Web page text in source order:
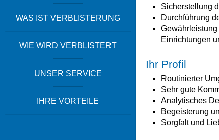
WAS IST VERBLISTERUNG
WIE WIRD VERBLISTERT
UNSER SERVICE
IHRE VORTEILE
Sicherstellung
Durchführung
Einrichtungen
Ihr Profil
Routinierter
Sehr gute
Analytisches
Begeisterung
Sorgfalt und